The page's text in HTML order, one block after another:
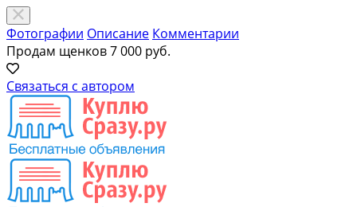
Фотографии Описание Комментарии
Продам щенков7 000 руб.
Связаться с автором